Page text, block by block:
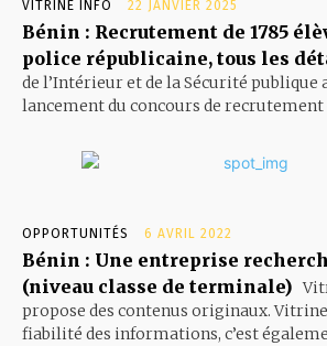
VITRINE INFO 22 JANVIER 2025
Bénin : Recrutement de 1785
police républicaine, tous les
de l’Intérieur et de la Sécurité publique
lancement du concours de recrutement
OPPORTUNITÉS 6 AVRIL 2022
Bénin : Une entreprise
(niveau classe de terminale)
propose des contenus originaux. Vitrine
fiabilité des informations, c’est